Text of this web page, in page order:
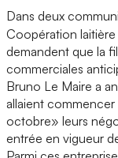
Dans deux
Coopération laitière
demandent que la
commerciales
Bruno Le Maire a
allaient
octobre» leurs
entrée en vigueur